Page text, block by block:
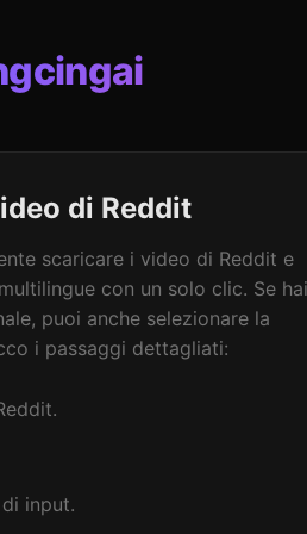
di Reddit
scaricare i video di Reddit e
con un solo clic. Se hai
puoi anche selezionare la
i passaggi dettagliati:
input.